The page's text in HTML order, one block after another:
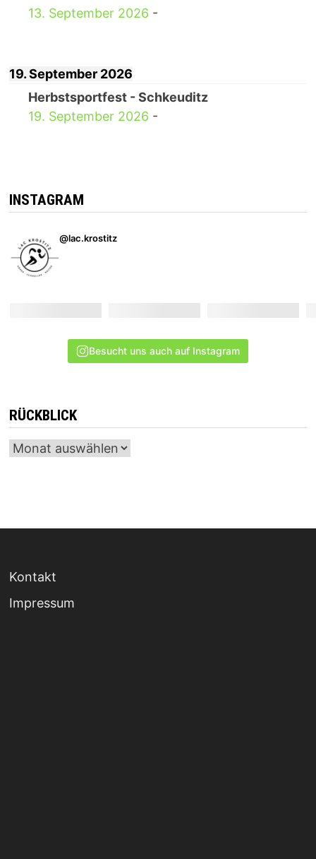
13. September 2026 -
19. September 2026
Herbstsportfest - Schkeuditz
19. September 2026 -
INSTAGRAM
@lac.krostitz
Besucht uns auch auf Instagram
RÜCKBLICK
Archiv
Kontakt
Impressum